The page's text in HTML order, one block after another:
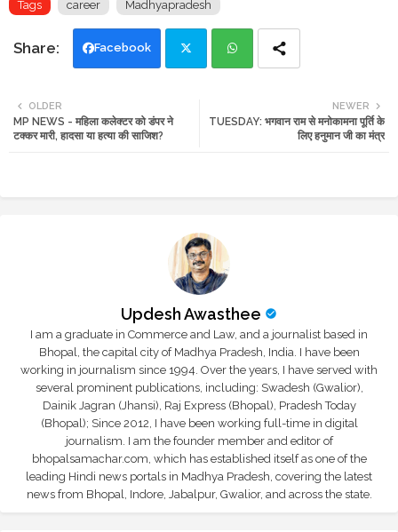
Tags career Madhyapradesh
Facebook
ats
NEWER
TUESDAY: भगवान राम से मनोकामना पूर्ति के
लिए हनुमान जी का मंत्र
OLDER
MP NEWS - महिला कलेक्टर को डंपर ने
टक्कर मारी, हादसा या हत्या की साजिश?
Updesh Awasthee
I am a graduate in Commerce and Law, and a journalist based in
Bhopal, the capital city of Madhya Pradesh, India. I have been
working in journalism since 1994. Over the years, I have served with
several prominent publications, including: Swadesh (Gwalior),
Dainik Jagran (Jhansi), Raj Express (Bhopal), Pradesh Today
(Bhopal); Since 2012, I have been working full-time in digital
journalism. I am the founder member and editor of
bhopalsamachar.com, which has established itself as one of the
leading Hindi news portals in Madhya Pradesh, covering the latest
news from Bhopal, Indore, Jabalpur, Gwalior, and across the state.